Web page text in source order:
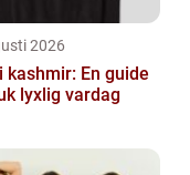
2026
kashmir: En guide
lyxlig vardag